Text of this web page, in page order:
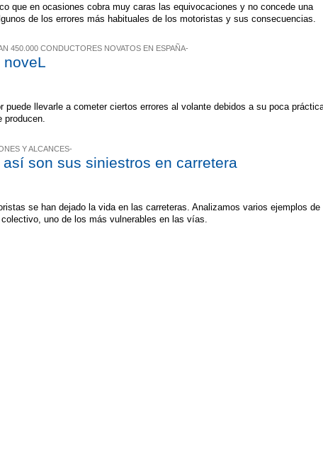
que en ocasiones cobra muy caras las equivocaciones y no concede una
de los errores más habituales de los motoristas y sus consecuencias.
450.000 CONDUCTORES NOVATOS EN ESPAÑA-
noveL
puede llevarle a cometer ciertos errores al volante debidos a su poca
producen.
Y ALCANCES-
son sus siniestros en carretera
se han dejado la vida en las carreteras. Analizamos varios ejemplos de
uno de los más vulnerables en las vías.